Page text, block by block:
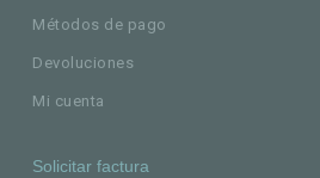
Métodos de pago
Devoluciones
Mi cuenta
Solicitar factura